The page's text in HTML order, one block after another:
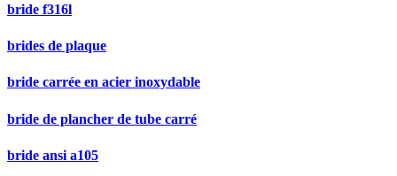
bride f316l
brides de plaque
bride carrée en acier inoxydable
bride de plancher de tube carré
bride ansi a105